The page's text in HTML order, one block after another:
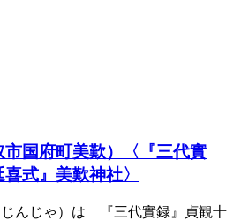
市国府町美歎）〈『三代實
式』美歎神社〉
んじゃ）は 『三代實録』貞観十